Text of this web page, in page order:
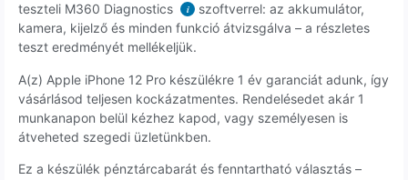
teszteli M360 Diagnostics
i
szoftverrel: az akkumulátor,
kamera, kijelző és minden funkció átvizsgálva – a részletes
teszt eredményét mellékeljük.
A(z) Apple iPhone 12 Pro készülékre 1 év garanciát adunk, így
vásárlásod teljesen kockázatmentes. Rendelésedet akár 1
munkanapon belül kézhez kapod, vagy személyesen is
átveheted szegedi üzletünkben.
Ez a készülék pénztárcabarát és fenntartható választás –